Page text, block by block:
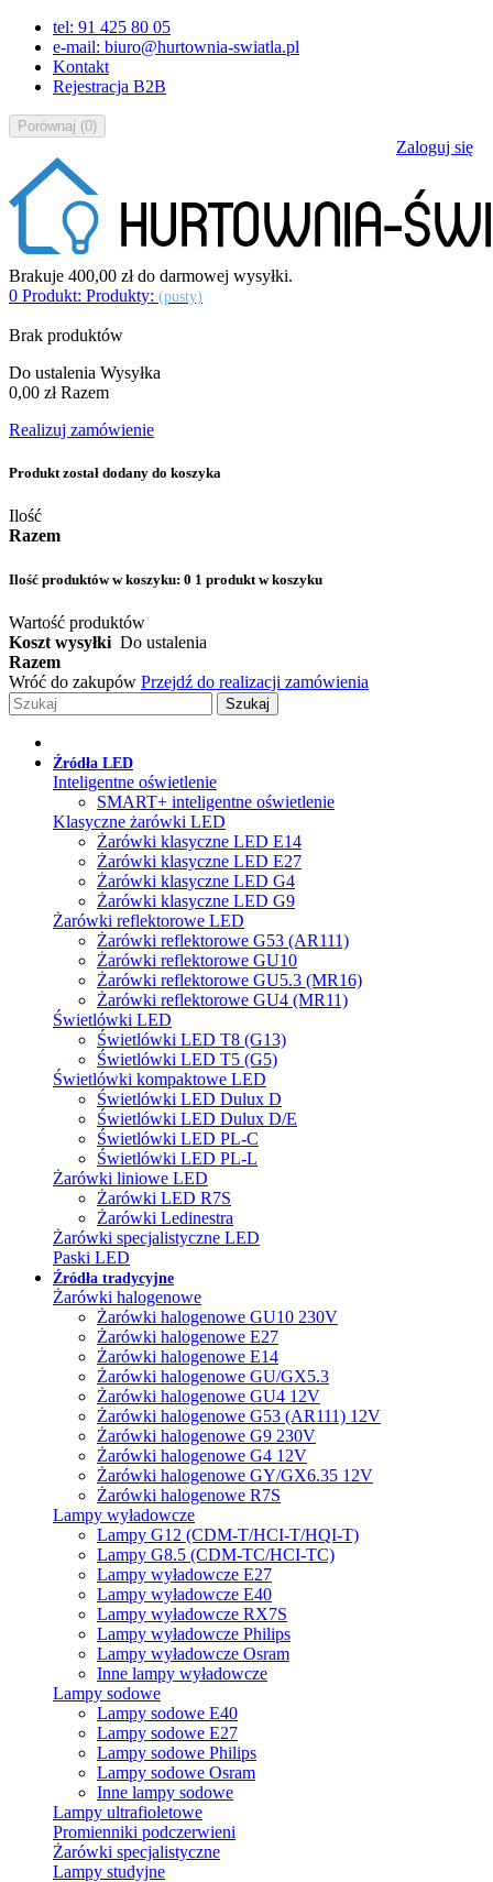
tel: 91 425 80 05
e-mail: biuro@hurtownia-swiatla.pl
Kontakt
Rejestracja B2B
Porównaj (0)
Zaloguj się
Brakuje 400,00 złdo darmowej wysyłki.
0 Produkt: Produkty: (pusty)
Brak produktów
Do ustalenia Wysyłka
0,00 zł Razem
Realizuj zamówienie
Produkt został dodany do koszyka
Ilość
Razem
Ilość produktów w koszyku: 0 1 produkt w koszyku
Wartość produktów
Koszt wysyłki Do ustalenia
Razem
Wróć do zakupów Przejdź do realizacji zamówienia
Szukaj
Źródła LED
Inteligentne oświetlenie
SMART+ inteligentne oświetlenie
Klasyczne żarówki LED
Żarówki klasyczne LED E14
Żarówki klasyczne LED E27
Żarówki klasyczne LED G4
Żarówki klasyczne LED G9
Żarówki reflektorowe LED
Żarówki reflektorowe G53 (AR111)
Żarówki reflektorowe GU10
Żarówki reflektorowe GU5.3 (MR16)
Żarówki reflektorowe GU4 (MR11)
Świetlówki LED
Świetlówki LED T8 (G13)
Świetlówki LED T5 (G5)
Świetlówki kompaktowe LED
Świetlówki LED Dulux D
Świetlówki LED Dulux D/E
Świetlówki LED PL-C
Świetlówki LED PL-L
Żarówki liniowe LED
Żarówki LED R7S
Żarówki Ledinestra
Żarówki specjalistyczne LED
Paski LED
Źródła tradycyjne
Żarówki halogenowe
Żarówki halogenowe GU10 230V
Żarówki halogenowe E27
Żarówki halogenowe E14
Żarówki halogenowe GU/GX5.3
Żarówki halogenowe GU4 12V
Żarówki halogenowe G53 (AR111) 12V
Żarówki halogenowe G9 230V
Żarówki halogenowe G4 12V
Żarówki halogenowe GY/GX6.35 12V
Żarówki halogenowe R7S
Lampy wyładowcze
Lampy G12 (CDM-T/HCI-T/HQI-T)
Lampy G8.5 (CDM-TC/HCI-TC)
Lampy wyładowcze E27
Lampy wyładowcze E40
Lampy wyładowcze RX7S
Lampy wyładowcze Philips
Lampy wyładowcze Osram
Inne lampy wyładowcze
Lampy sodowe
Lampy sodowe E40
Lampy sodowe E27
Lampy sodowe Philips
Lampy sodowe Osram
Inne lampy sodowe
Lampy ultrafioletowe
Promienniki podczerwieni
Żarówki specjalistyczne
Lampy studyjne